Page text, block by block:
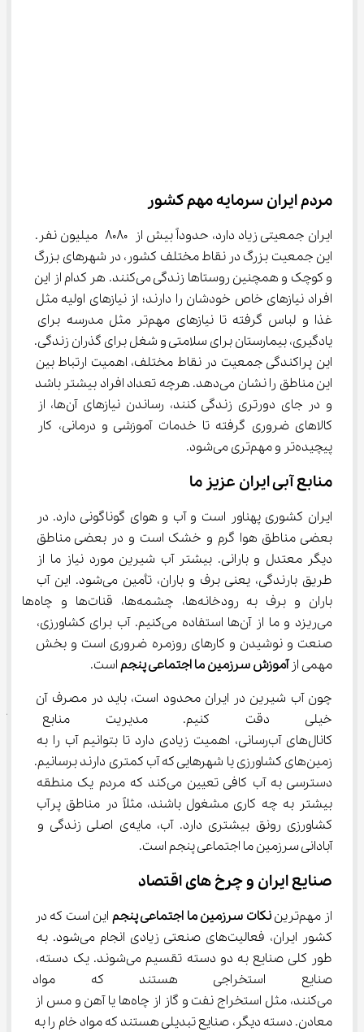
مردم ایران سرمایه‌ مهم کشور
ایران جمعیتی زیاد دارد، حدوداً بیش از ۸۰۸۰ میلیون نفر.
این جمعیت بزرگ در نقاط مختلف کشور، در شهرهای بزرگ
و کوچک و همچنین روستاها زندگی می‌کنند. هر کدام از این
افراد نیازهای خاص خودشان را دارند؛ از نیازهای اولیه مثل
غذا و لباس گرفته تا نیازهای مهم‌تر مثل مدرسه برای
یادگیری، بیمارستان برای سلامتی و شغل برای گذران زندگی.
این پراکندگی جمعیت در نقاط مختلف، اهمیت ارتباط بین
این مناطق را نشان می‌دهد. هرچه تعداد افراد بیشتر باشد
و در جای دورتری زندگی کنند، رساندن نیازهای آن‌ها، از
کالاهای ضروری گرفته تا خدمات آموزشی و درمانی، کار
پیچیده‌تر و مهم‌تری می‌شود.
منابع آبی ایران عزیز ما
ایران کشوری پهناور است و آب و هوای گوناگونی دارد. در
بعضی مناطق هوا گرم و خشک است و در بعضی مناطق
دیگر معتدل و بارانی. بیشتر آب شیرین مورد نیاز ما از
طریق بارندگی، یعنی برف و باران، تأمین می‌شود. این آب
باران و برف به رودخانه‌ها، چشمه‌ها، قنات‌ها و چاه‌ها
می‌ریزد و ما از آن‌ها استفاده می‌کنیم. آب برای کشاورزی،
صنعت و نوشیدن و کارهای روزمره ضروری است و بخش
مهمی از آموزش سرزمین ما اجتماعی پنجم است.
چون آب شیرین در ایران محدود است، باید در مصرف آن
خیلی دقت کنیم. مدیریت
کانال‌های آب‌رسانی، اهمیت زیادی دارد تا بتوانیم آب را به
زمین‌های کشاورزی یا شهرهایی که آب کمتری دارند برسانیم.
دسترسی به آب کافی تعیین می‌کند که مردم یک منطقه
بیشتر به چه کاری مشغول باشند، مثلاً در مناطق پرآب
کشاورزی رونق بیشتری دارد. آب، مایه‌ی اصلی زندگی و
آبادانی سرزمین ما اجتماعی پنجم است.
صنایع ایران و چرخ ‌های اقتصاد
از مهم‌ترین نکات سرزمین ما اجتماعی پنجم این است که در
کشور ایران، فعالیت‌های صنعتی زیادی انجام می‌شود. به
طور کلی صنایع به دو دسته تقسیم می‌شوند. یک دسته،
صنایع استخراجی هستند که
می‌کنند، مثل استخراج نفت و گاز از چاه‌ها یا آهن و مس از
معادن. دسته دیگر، صنایع تبدیلی هستند که مواد خام را به